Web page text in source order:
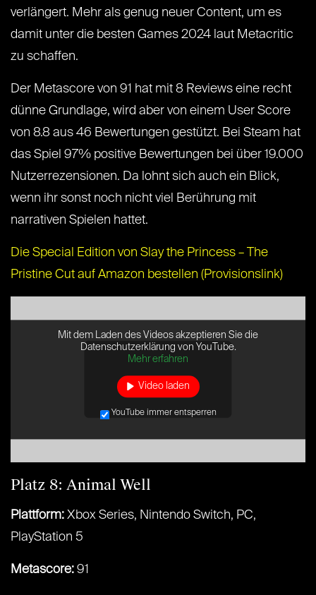
verlängert. Mehr als genug neuer Content, um es
damit unter die besten Games 2024 laut Metacritic
zu schaffen.
Der Metascore von 91 hat mit 8 Reviews eine recht
dünne Grundlage, wird aber von einem User Score
von 8.8 aus 46 Bewertungen gestützt. Bei Steam hat
das Spiel 97% positive Bewertungen bei über 19.000
Nutzerrezensionen. Da lohnt sich auch ein Blick,
wenn ihr sonst noch nicht viel Berührung mit
narrativen Spielen hattet.
Die Special Edition von Slay the Princess – The
Pristine Cut auf Amazon bestellen (Provisionslink)
Mit dem Laden des Videos akzeptieren Sie die
Datenschutzerklärung von YouTube.
Mehr erfahren
Video laden
YouTube immer entsperren
Platz 8: Animal Well
Plattform: Xbox Series, Nintendo Switch, PC,
PlayStation 5
Metascore: 91